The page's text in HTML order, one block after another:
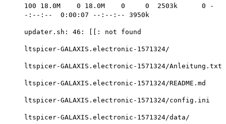
100 18.0M 0 18.0M 0 0 2503k 0 -
-:--:-- 0:00:07 --:--:-- 3950k
updater.sh: 46: [[: not found
ltspicer-GALAXIS.electronic-1571324/
ltspicer-GALAXIS.electronic-1571324/Anleitung.txt
ltspicer-GALAXIS.electronic-1571324/README.md
ltspicer-GALAXIS.electronic-1571324/config.ini
ltspicer-GALAXIS.electronic-1571324/data/